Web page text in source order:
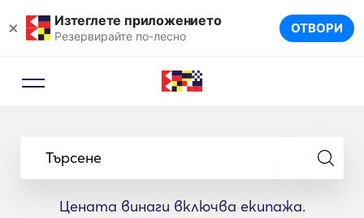
× Изтеглете приложението
Резервирайте по-лесно ОТВОРИ
Търсене
Цената винаги включва екипажа.